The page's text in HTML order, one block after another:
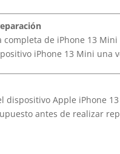
completa de iPhone 13 Mini
iPhone 13 Mini una
dispositivo Apple iPhone
antes de realizar